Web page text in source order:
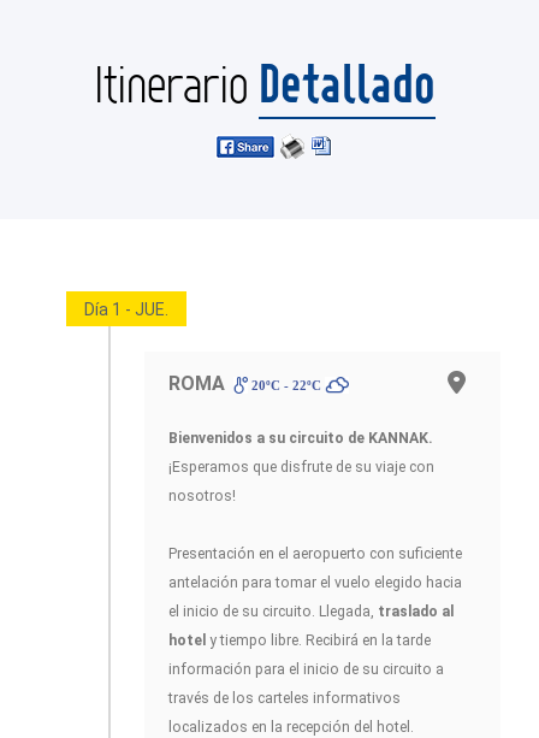
Itinerario Detallado
Día 1 - JUE.
ROMA 20ºC - 22ºC
Bienvenidos a su circuito de KANNAK.
¡Esperamos que disfrute de su viaje con
nosotros!
Presentación en el aeropuerto con suficiente
antelación para tomar el vuelo elegido hacia
el inicio de su circuito. Llegada, traslado al
hotel y tiempo libre. Recibirá en la tarde
información para el inicio de su circuito a
través de los carteles informativos
localizados en la recepción del hotel.